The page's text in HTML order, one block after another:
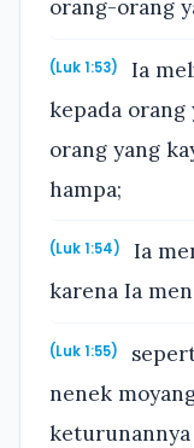
orang-orang
(Luk 1:53)
Ia
kepada orang
orang yang
hampa;
(Luk 1:54)
Ia
karena Ia
(Luk 1:55)
nenek
keturunannya